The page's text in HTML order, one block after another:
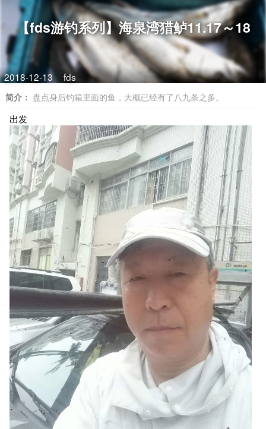
【fds游钓系列】海泉湾猎鲈11.17～18
2018-12-13 fds
简介： 盘点身后钓箱里面的鱼，大概已经有了八九条之多。
出发